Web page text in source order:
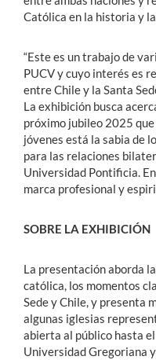
Católica en la historia y
“Este es un trabajo de
PUCV y cuyo interés es
entre Chile y la Santa
La exhibición busca
próximo jubileo 2025
jóvenes está la sabia de
para las relaciones
Universidad Pontificia.
marca profesional y
SOBRE LA EXHIBICIÓN
La presentación aborda
católica, los momentos
Sede y Chile, y presenta
algunas iglesias
abierta al público hasta
Universidad Gregoriana